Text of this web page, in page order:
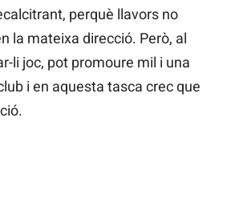
perquè llavors no
la mateixa direcció. Però, al
li joc, pot promoure mil i una
i en aquesta tasca crec que